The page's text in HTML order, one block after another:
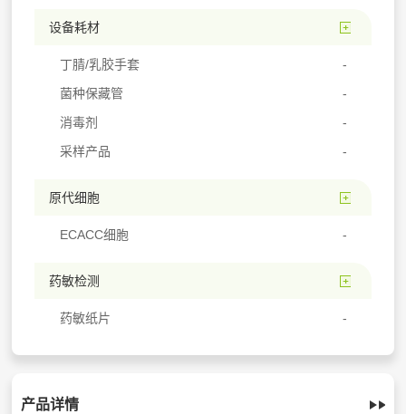
设备耗材
丁腈/乳胶手套
菌种保藏管
消毒剂
采样产品
原代细胞
ECACC细胞
药敏检测
药敏纸片
产品详情